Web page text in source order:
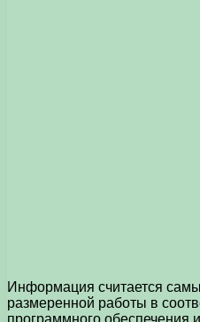
Информация считается
размеренной работы в
программного обеспечения